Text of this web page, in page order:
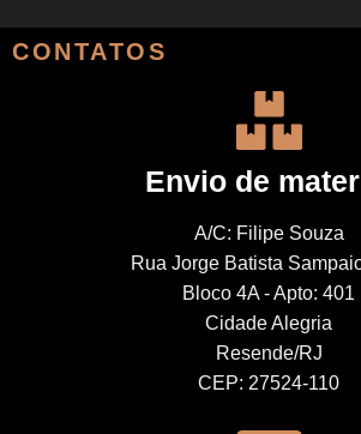
CONTATOS
Envio de
A/C: Filipe Souza
Rua Jorge Batista
Bloco 4A - Apto: 401
Cidade Alegria
Resende/RJ
CEP: 27524-110